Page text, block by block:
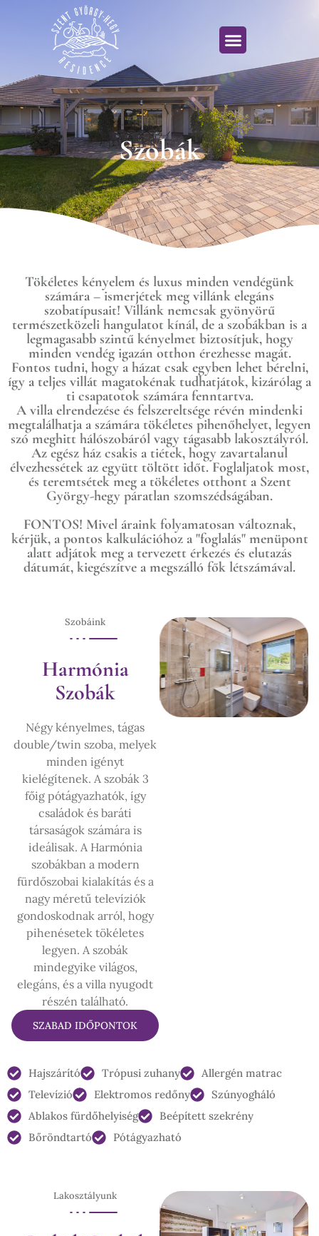
Szobák
Tökéletes kényelem és luxus minden vendégünk
számára – ismerjétek meg villánk elegáns
szobatípusait! Villánk nemcsak gyönyörű
természetközeli hangulatot kínál, de a szobákban is a
legmagasabb szintű kényelmet biztosítjuk, hogy
minden vendég igazán otthon érezhesse magát.
Fontos tudni, hogy a házat csak egyben lehet bérelni,
így a teljes villát magatokénak tudhatjátok, kizárólag a
ti csapatotok számára fenntartva.
A villa elrendezése és felszereltsége révén mindenki
megtalálhatja a számára tökéletes pihenőhelyet, legyen
szó meghitt hálószobáról vagy tágasabb lakosztályról.
Az egész ház csakis a tiétek, hogy zavartalanul
élvezhessétek az együtt töltött időt. Foglaljatok most,
és teremtsétek meg a tökéletes otthont a Szent
György-hegy páratlan szomszédságában.
FONTOS! Mivel áraink folyamatosan változnak,
kérjük, a pontos kalkulációhoz a "foglalás" menüpont
alatt adjátok meg a tervezett érkezés és elutazás
dátumát, kiegészítve a megszálló fők létszámával.
Szobáink
Harmónia
Szobák
Négy kényelmes, tágas
double/twin szoba, melyek
minden igényt
kielégítenek. A szobák 3
főig pótágyazhatók, így
családok és baráti
társaságok számára is
ideálisak. A Harmónia
szobákban a modern
fürdőszobai kialakítás és a
nagy méretű televíziók
gondoskodnak arról, hogy
pihenésetek tökéletes
legyen. A szobák
mindegyike világos,
elegáns, és a villa nyugodt
részén található.
SZABAD IDŐPONTOK
Hajszárító Trópusi zuhany
Allergén matrac
Televízió
Elektromos redőny
Szúnyogháló
Ablakos fürdőhelyiség
Beépített szekrény
Bőröndtartó
Pótágyazható
Lakosztályunk